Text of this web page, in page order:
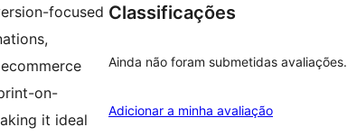
focused
on-
it ideal
Classificações
Ainda não foram submetidas avaliações.
Adicionar a minha avaliação